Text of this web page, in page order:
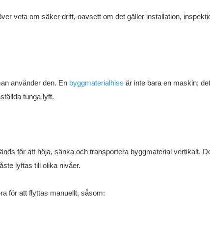
veta om säker drift, oavsett om det gäller installation,
använder den. En byggmaterialhiss är inte bara en maskin;
tunga lyft.
för att höja, sänka och transportera byggmaterial vertikalt.
lyftas till olika nivåer.
för att flyttas manuellt, såsom: